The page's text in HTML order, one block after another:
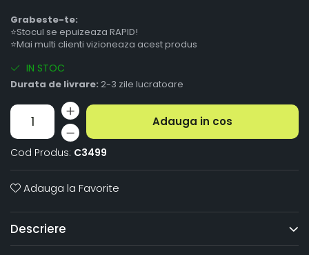
Grabeste-te:
⭐Stocul se epuizeaza RAPID!
⭐Mai multi clienti vizioneaza acest produs
IN STOC
Durata de livrare: 2-3 zile lucratoare
Adauga in cos
Cod Produs: C3499
Adauga la Favorite
Descriere